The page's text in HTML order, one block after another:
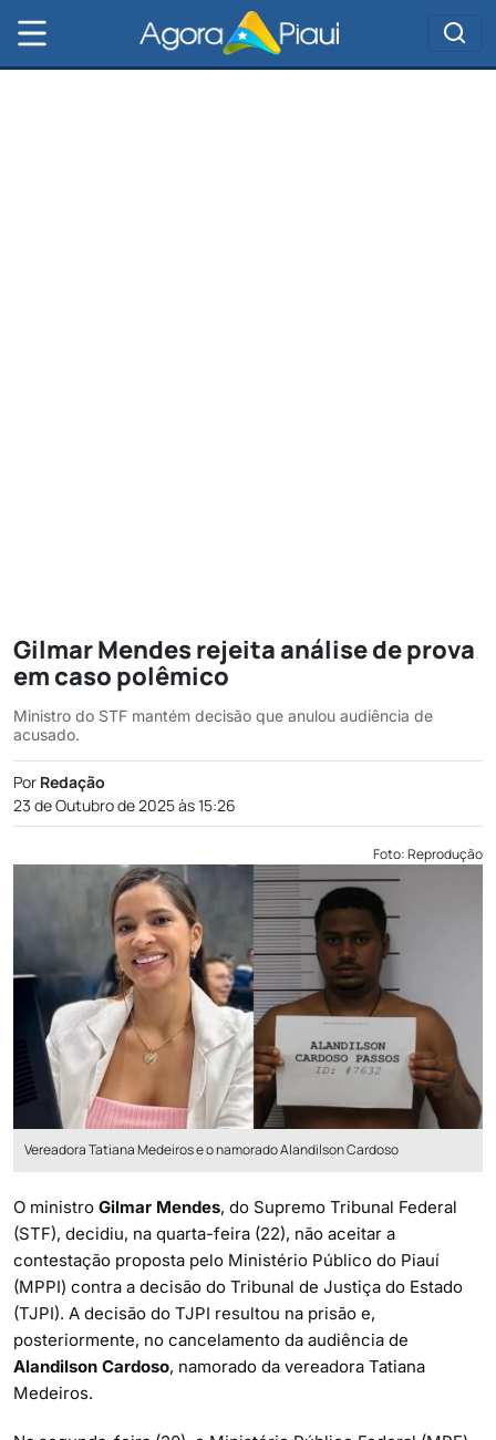
Gilmar Mendes rejeita análise de prova
em caso polêmico
Ministro do STF mantém decisão que anulou audiência de
acusado.
Por Redação
23 de Outubro de 2025 às 15:26
Foto: Reprodução
Vereadora Tatiana Medeiros e o namorado Alandilson Cardoso
O ministro Gilmar Mendes, do Supremo Tribunal Federal
(STF), decidiu, na quarta-feira (22), não aceitar a
contestação proposta pelo Ministério Público do Piauí
(MPPI) contra a decisão do Tribunal de Justiça do Estado
(TJPI). A decisão do TJPI resultou na prisão e,
posteriormente, no cancelamento da audiência de
Alandilson Cardoso, namorado da vereadora Tatiana
Medeiros.